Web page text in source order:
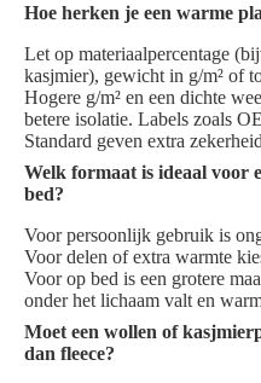
Hoe herken je een warme
Let op materiaalpercentage
kasjmier), gewicht in g/m² of
Hogere g/m² en een dichte
betere isolatie. Labels zoals
Standard geven extra
Welk formaat is ideaal voor
bed?
Voor persoonlijk gebruik is
Voor delen of extra warmte
Voor op bed is een grotere
onder het lichaam valt en
Moet een wollen of
dan fleece?